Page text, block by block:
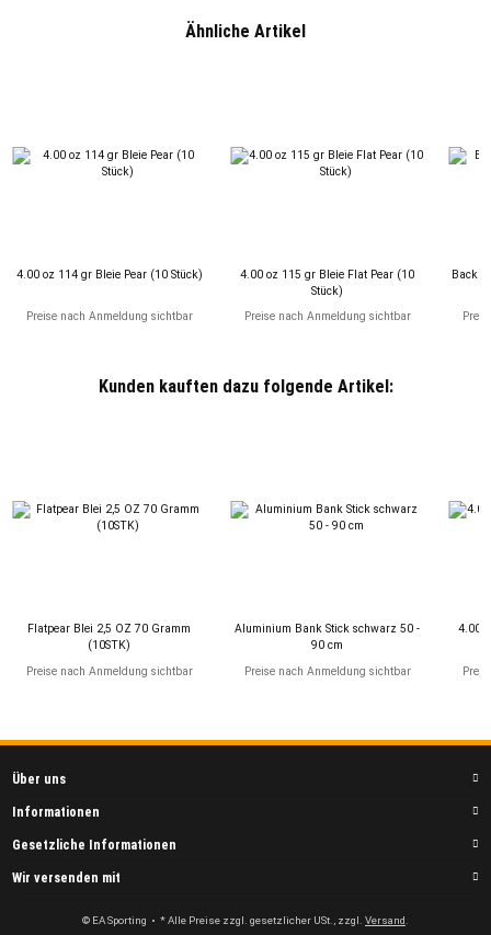
Ähnliche Artikel
4.00 oz 114 gr Bleie Pear (10 Stück)
Preise nach Anmeldung sichtbar
4.00 oz 115 gr Bleie Flat Pear (10
Stück)
Preise nach Anmeldung sichtbar
Kunden kauften dazu folgende Artikel:
Flatpear Blei 2,5 OZ 70 Gramm
(10STK)
Preise nach Anmeldung sichtbar
Aluminium Bank Stick schwarz 50 -
90 cm
Preise nach Anmeldung sichtbar
4.00
Über uns
Informationen
Gesetzliche Informationen
Wir versenden mit
© EA Sporting • * Alle Preise zzgl. gesetzlicher USt., zzgl. Versand